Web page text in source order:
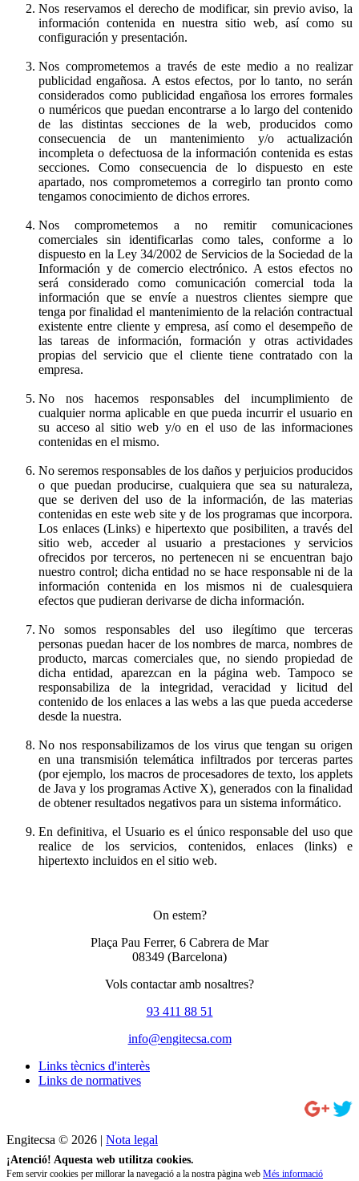
Nos reservamos el derecho de modificar, sin previo aviso, la
información contenida en nuestra sitio web, así como su
configuración y presentación.
Nos comprometemos a través de este medio a no realizar
publicidad engañosa. A estos efectos, por lo tanto, no serán
considerados como publicidad engañosa los errores formales
o numéricos que puedan encontrarse a lo largo del contenido
de las distintas secciones de la web, producidos como
consecuencia de un mantenimiento y/o actualización
incompleta o defectuosa de la información contenida es estas
secciones. Como consecuencia de lo dispuesto en este
apartado, nos comprometemos a corregirlo tan pronto como
tengamos conocimiento de dichos errores.
Nos comprometemos a no remitir comunicaciones
comerciales sin identificarlas como tales, conforme a lo
dispuesto en la Ley 34/2002 de Servicios de la Sociedad de la
Información y de comercio electrónico. A estos efectos no
será considerado como comunicación comercial toda la
información que se envíe a nuestros clientes siempre que
tenga por finalidad el mantenimiento de la relación contractual
existente entre cliente y empresa, así como el desempeño de
las tareas de información, formación y otras actividades
propias del servicio que el cliente tiene contratado con la
empresa.
No nos hacemos responsables del incumplimiento de
cualquier norma aplicable en que pueda incurrir el usuario en
su acceso al sitio web y/o en el uso de las informaciones
contenidas en el mismo.
No seremos responsables de los daños y perjuicios producidos
o que puedan producirse, cualquiera que sea su naturaleza,
que se deriven del uso de la información, de las materias
contenidas en este web site y de los programas que incorpora.
Los enlaces (Links) e hipertexto que posibiliten, a través del
sitio web, acceder al usuario a prestaciones y servicios
ofrecidos por terceros, no pertenecen ni se encuentran bajo
nuestro control; dicha entidad no se hace responsable ni de la
información contenida en los mismos ni de cualesquiera
efectos que pudieran derivarse de dicha información.
No somos responsables del uso ilegítimo que terceras
personas puedan hacer de los nombres de marca, nombres de
producto, marcas comerciales que, no siendo propiedad de
dicha entidad, aparezcan en la página web. Tampoco se
responsabiliza de la integridad, veracidad y licitud del
contenido de los enlaces a las webs a las que pueda accederse
desde la nuestra.
No nos responsabilizamos de los virus que tengan su origen
en una transmisión telemática infiltrados por terceras partes
(por ejemplo, los macros de procesadores de texto, los applets
de Java y los programas Active X), generados con la finalidad
de obtener resultados negativos para un sistema informático.
En definitiva, el Usuario es el único responsable del uso que
realice de los servicios, contenidos, enlaces (links) e
hipertexto incluidos en el sitio web.
On estem?
Plaça Pau Ferrer, 6 Cabrera de Mar
08349 (Barcelona)
Vols contactar amb nosaltres?
93 411 88 51
info@engitecsa.com
Links tècnics d'interès
Links de normatives
Engitecsa © 2026 | Nota legal
¡Atenció! Aquesta web utilitza cookies.
Fem servir cookies per millorar la navegació a la nostra pàgina web Més informació